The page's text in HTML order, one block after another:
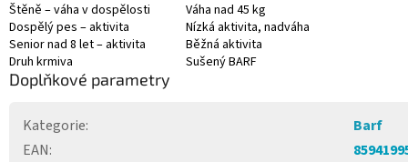
Štěně – váha v dospělosti
Váha nad 45 kg
Dospělý pes – aktivita
Nízká aktivita, nadváha
Senior nad 8 let – aktivita
Běžná aktivita
Druh krmiva
Sušený BARF
Doplňkové parametry
Kategorie:
Barf
EAN: